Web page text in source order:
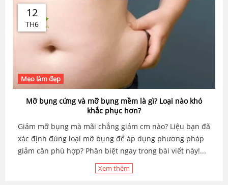
12
TH6
Mẹo làm đẹp
Mỡ bụng cứng và mỡ bụng mềm là gì? Loại nào khó
khắc phục hơn?
Giảm mỡ bụng mà mãi chẳng giảm cm nào? Liệu bạn đã
xác định đúng loại mỡ bụng để áp dụng phương pháp
giảm cân phù hợp? Phân biệt ngay trong bài viết này!...
Xem thêm